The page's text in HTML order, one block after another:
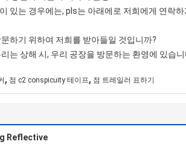
는 경우에는, pls는 아래에로 저희에게 연락하
하기 위하여 저희를 받아들일 것입니까?
는 상해 시, 우리 공장을 방문하는 환영에 있습니
, 점 c2 conspicuity 테이프, 점 트레일러 표하기
Reflective